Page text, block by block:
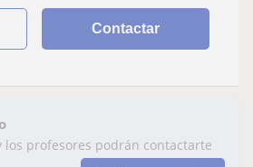
Contactar
los profesores podrán contactarte